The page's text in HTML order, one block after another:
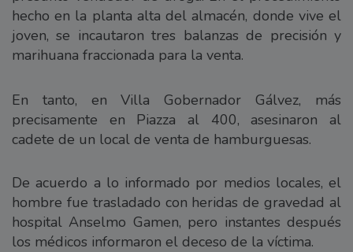
hecho en la planta alta del almacén, donde vive el
joven, se incautaron tres balanzas de precisión y
marihuana fraccionada para la venta.
En tanto, en Villa Gobernador Gálvez, más
precisamente en Piazza al 400, asesinaron al
cadete de un local de venta de hamburguesas.
De acuerdo a lo informado por medios locales, el
hombre fue trasladado con heridas de gravedad al
hospital Anselmo Gamen, pero instantes después
los médicos informaron el deceso de la víctima.